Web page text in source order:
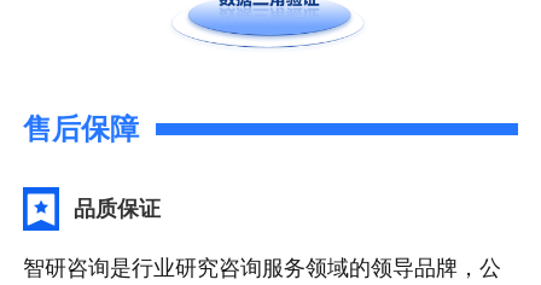
售后保障
品质保证
智研咨询是行业研究咨询服务领域的领导品牌，公